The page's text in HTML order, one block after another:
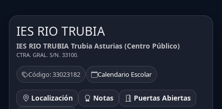
IES RIO TRUBIA
IES RIO TRUBIA Trubia Asturias (Centro Público)
CTRA. GRAL. S/N. 33100.
Código: 33023182 Calendario Escolar
Localización Notas
Puertas Abiertas